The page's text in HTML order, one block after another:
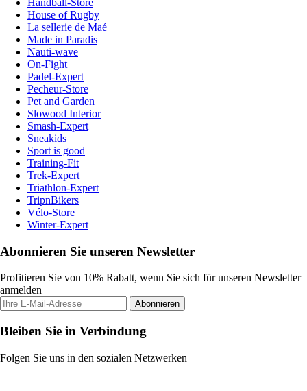
House of Rugby
La sellerie de Maé
Made in Paradis
Nauti-wave
On-Fight
Padel-Expert
Pecheur-Store
Pet and Garden
Slowood Interior
Smash-Expert
Sneakids
Sport is good
Training-Fit
Trek-Expert
Triathlon-Expert
TripnBikers
Vélo-Store
Winter-Expert
Abonnieren Sie unseren Newsletter
Profitieren Sie von 10% Rabatt, wenn Sie sich für unseren Newsletter
anmelden
Abonnieren
Bleiben Sie in Verbindung
Folgen Sie uns in den sozialen Netzwerken